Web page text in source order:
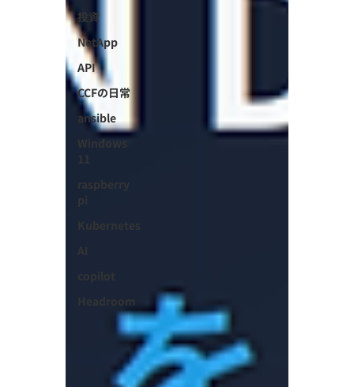
投資
NetApp
API
CCFの日常
ansible
Windows
11
raspberry
pi
Kubernetes
AI
copilot
Headroom